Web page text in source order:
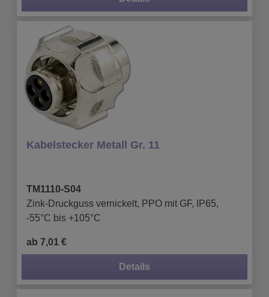
Kabelstecker Metall Gr. 11
TM1110-S04
Zink-Druckguss vernickelt, PPO mit GF, IP65,
-55°C bis +105°C
ab 7,01 €
Details